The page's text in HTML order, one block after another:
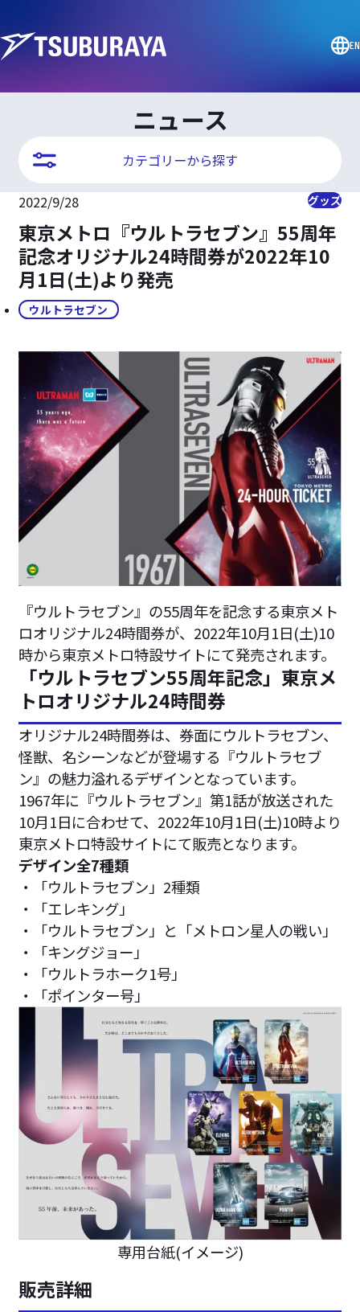
EN
ニュース
カテゴリーから探す
2022/9/28 グッズ
東京メトロ『ウルトラセブン』55周年
記念オリジナル24時間券が2022年10
月1日(土)より発売
ウルトラセブン
『ウルトラセブン』の55周年を記念する東京メト
ロオリジナル24時間券が、2022年10月1日(土)10
時から東京メトロ特設サイトにて発売されます。
「ウルトラセブン55周年記念」東京メ
トロオリジナル24時間券
オリジナル24時間券は、券面にウルトラセブン、
怪獣、名シーンなどが登場する『ウルトラセブ
ン』の魅力溢れるデザインとなっています。
1967年に『ウルトラセブン』第1話が放送された
10月1日に合わせて、2022年10月1日(土)10時より
東京メトロ特設サイトにて販売となります。
デザイン全7種類
・「ウルトラセブン」2種類
・「エレキング」
・「ウルトラセブン」と「メトロン星人の戦い」
・「キングジョー」
・「ウルトラホーク1号」
・「ポインター号」
専用台紙(イメージ)
販売詳細